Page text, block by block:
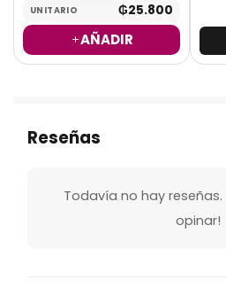
UNITARIO ₲25.800
AÑADIR
Reseñas
Todavía no hay reseñas.
opinar!